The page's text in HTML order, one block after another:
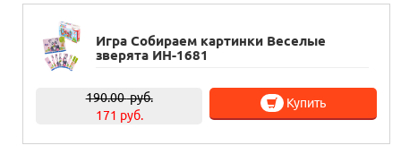
Игра Собираем картинки Веселые
зверята ИН-1681
190.00руб.
171 руб.
Купить